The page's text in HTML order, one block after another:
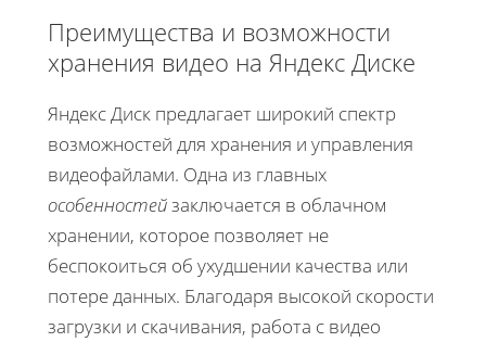
Преимущества и возможности
хранения видео на Яндекс Диске
Яндекс Диск предлагает широкий спектр
возможностей для хранения и управления
видеофайлами. Одна из главных
особенностейзаключается в облачном
хранении, которое позволяет не
беспокоиться об ухудшении качества или
потере данных. Благодаря высокой скорости
загрузки и скачивания, работа с видео